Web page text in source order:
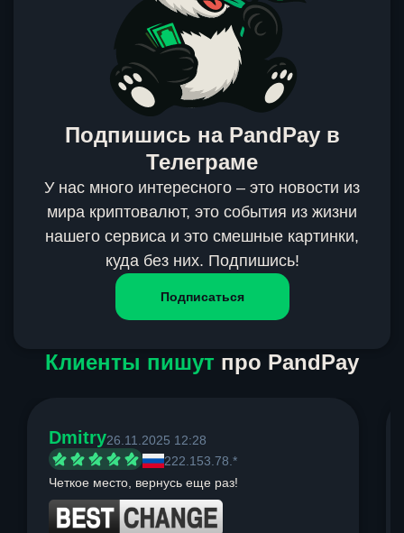
Подпишись на PandPay в
Телеграме
У нас много интересного – это новости из
мира криптовалют, это события из жизни
нашего сервиса и это смешные картинки,
куда без них. Подпишись!
Подписаться
Клиенты пишут про PandPay
Dmitry26.11.2025 12:28
222.153.78.*
Четкое место, вернусь еще раз!